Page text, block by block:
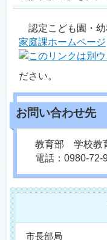
認定こども園・幼
家庭課ホームページ
ださい。
教育部 学校教
電話：0980-72-
市長部局